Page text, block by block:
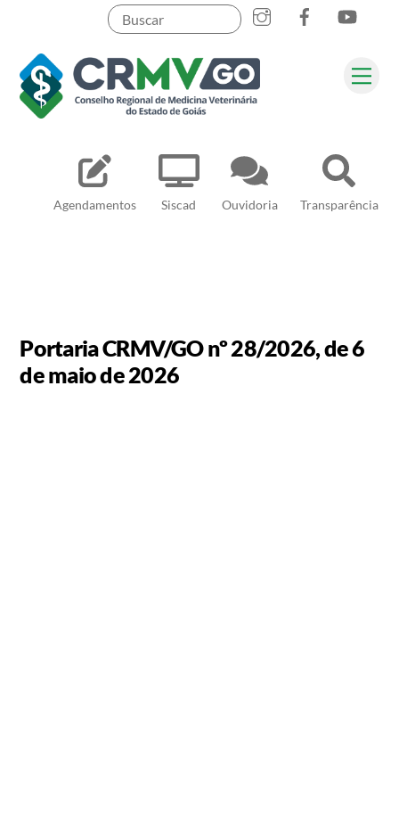
content
Agendamentos Siscad Ouvidoria Transparência
Pesquisar
Portaria CRMV/GO nº 28/2026, de 6
de maio de 2026